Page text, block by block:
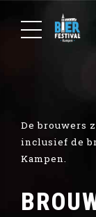
De brouwers
inclusief de
Kampen.